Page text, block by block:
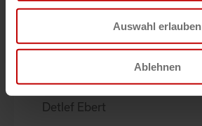
Auswahl erlauben
Ablehnen
FTE automotive systems
Detlef Ebert